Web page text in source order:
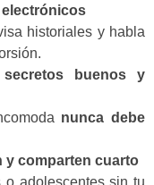
historiales y habla
buenos y
nunca debe
y comparten cuarto